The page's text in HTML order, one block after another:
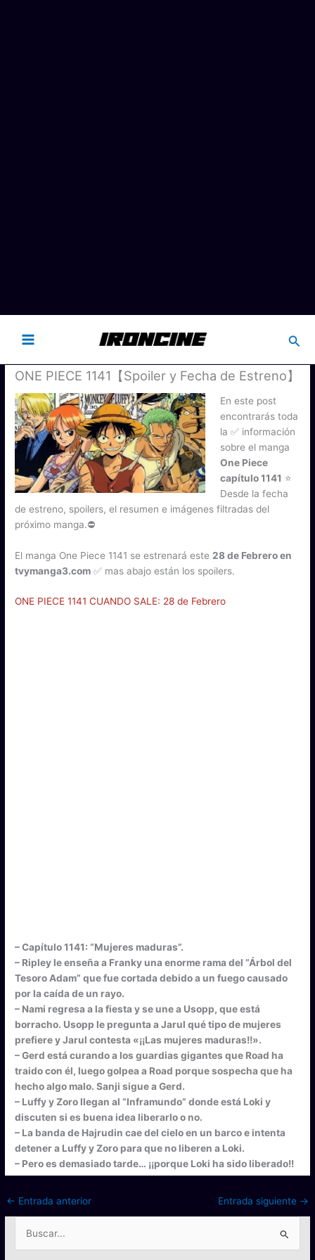
ONE PIECE 1141【Spoiler y Fecha de Estreno】
En este post
encontrarás toda
la ✅ información
sobre el manga
One Piece
capítulo 1141 ⭐
Desde la fecha
de estreno, spoilers, el resumen e imágenes filtradas del
próximo manga.⛔
El manga One Piece 1141 se estrenará este 28 de Febrero en
tvymanga3.com ✅ mas abajo están los spoilers.
ONE PIECE 1141 CUANDO SALE: 28 de Febrero
– Capítulo 1141: “Mujeres maduras”.
– Ripley le enseña a Franky una enorme rama del “Árbol del
Tesoro Adam” que fue cortada debido a un fuego causado
por la caída de un rayo.
– Nami regresa a la fiesta y se une a Usopp, que está
borracho. Usopp le pregunta a Jarul qué tipo de mujeres
prefiere y Jarul contesta «¡¡Las mujeres maduras!!».
– Gerd está curando a los guardias gigantes que Road ha
traido con él, luego golpea a Road porque sospecha que ha
hecho algo malo. Sanji sigue a Gerd.
– Luffy y Zoro llegan al “Inframundo” donde está Loki y
discuten si es buena idea liberarlo o no.
– La banda de Hajrudin cae del cielo en un barco e intenta
detener a Luffy y Zoro para que no liberen a Loki.
– Pero es demasiado tarde… ¡¡porque Loki ha sido liberado!!
← Entrada anterior Entrada siguiente →